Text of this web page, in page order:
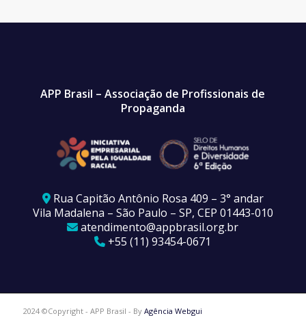
APP Brasil – Associação de Profissionais de
Propaganda
Rua Capitão Antônio Rosa 409 – 3° andar
Vila Madalena – São Paulo – SP, CEP 01443-010
atendimento@appbrasil.org.br
+55 (11) 93454-0671
2024 ©Copyright - APP Brasil - By Agência Webgui